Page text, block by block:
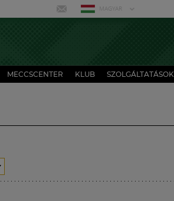
MAGYAR
MECCSCENTER KLUB SZOLGÁLTATÁSOK